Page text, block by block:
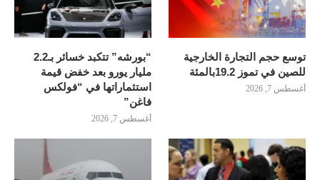
توسع حجم التجارة الخارجية
للصين في تموز 19.2بالمئة
أغسطس 7, 2026
“بورشه” تتكبد خسائر بـ2.2
مليار يورو بعد خفض قيمة
استثماراتها في “فولكس
فاغن”
أغسطس 7, 2026